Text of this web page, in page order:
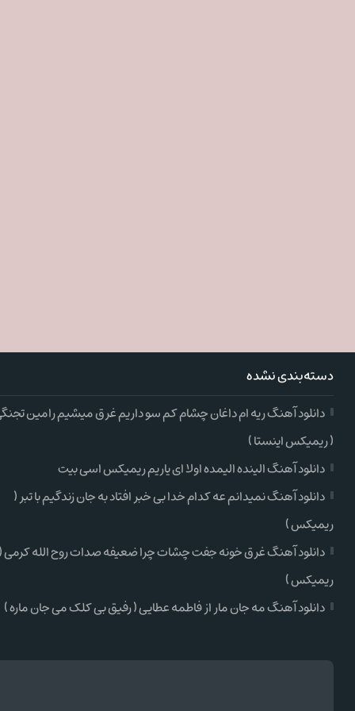
دسته‌بندی نشده
دانلود آهنگ ریه ام داغان چشام کم سو داریم غرق میشیم رامین
( ریمیکس اینستا )
دانلود آهنگ الینده الیمده اولا ای یاریم ریمیکس اسی بیت
دانلود آهنگ نمیدانم عه کدام خدا بی خبر افتاد به جان زندگیم با تبر (
ریمیکس )
دانلود آهنگ غرق خونه جفت چشات چرا ضعیفه صدات روح الله کرمی (
ریمیکس )
دانلود آهنگ مه جان مار از فاطمه عطایی ( رفیق بی کلک می جان ماره )